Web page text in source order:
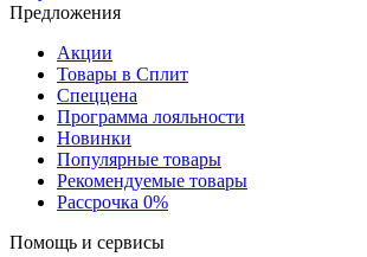
Предложения
Акции
Товары в Сплит
Спеццена
Программа лояльности
Новинки
Популярные товары
Рекомендуемые товары
Рассрочка 0%
Помощь и сервисы